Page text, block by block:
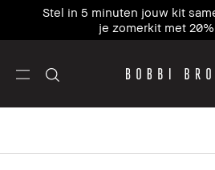
Schrijf je in en ontvang 15%
bestelling met